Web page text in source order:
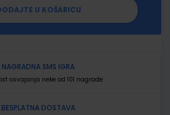
U KOŠARICU
NAGRADNA SMS IGRA
osvajanja neke od 101 nagrade
BESPLATNA DOSTAVA